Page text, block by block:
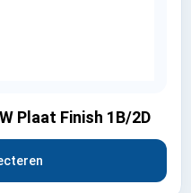
Plaat Finish 1B/2D